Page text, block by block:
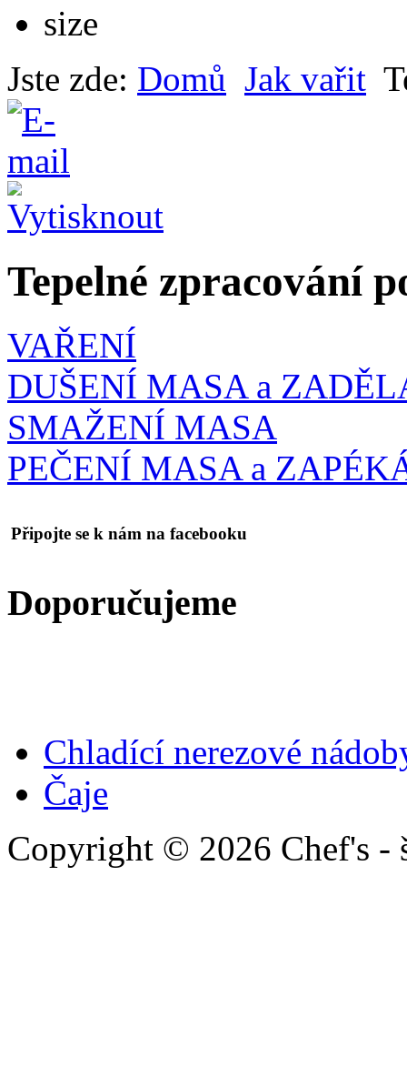
Jste zde: Domů Jak vařit
Tepelné zpracování
VAŘENÍ
DUŠENÍ MASA a
SMAŽENÍ MASA
PEČENÍ MASA a
Připojte se k nám na facebooku
Doporučujeme
Chladící nerezové
Čaje
Copyright © 2026 Chef's -